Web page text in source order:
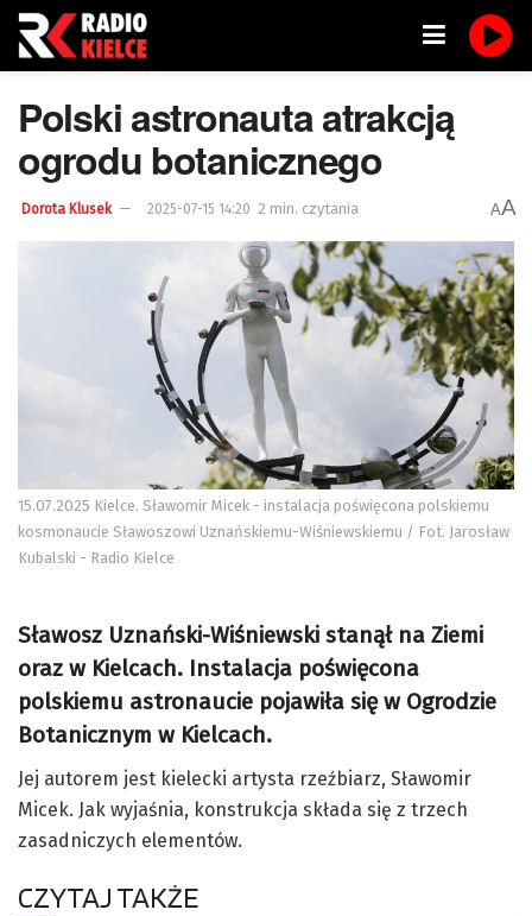
Polski astronauta atrakcją
ogrodu botanicznego
Dorota Klusek 2025-07-15 14:20 2 min. czytania AA
15.07.2025 Kielce. Sławomir Micek - instalacja poświęcona polskiemu
kosmonaucie Sławoszowi Uznańskiemu-Wiśniewskiemu / Fot. Jarosław
Kubalski - Radio Kielce
Sławosz Uznański-Wiśniewski stanął na Ziemi
oraz w Kielcach. Instalacja poświęcona
polskiemu astronaucie pojawiła się w Ogrodzie
Botanicznym w Kielcach.
Jej autorem jest kielecki artysta rzeźbiarz, Sławomir
Micek. Jak wyjaśnia, konstrukcja składa się z trzech
zasadniczych elementów.
CZYTAJ TAKŻE